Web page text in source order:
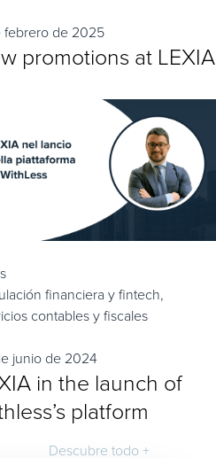
febrero de 2025
promotions at LEXIA
financiera y fintech,
contables y fiscales
junio de 2024
in the launch of
platform
Descubre todo +